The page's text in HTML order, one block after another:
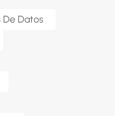
De Datos